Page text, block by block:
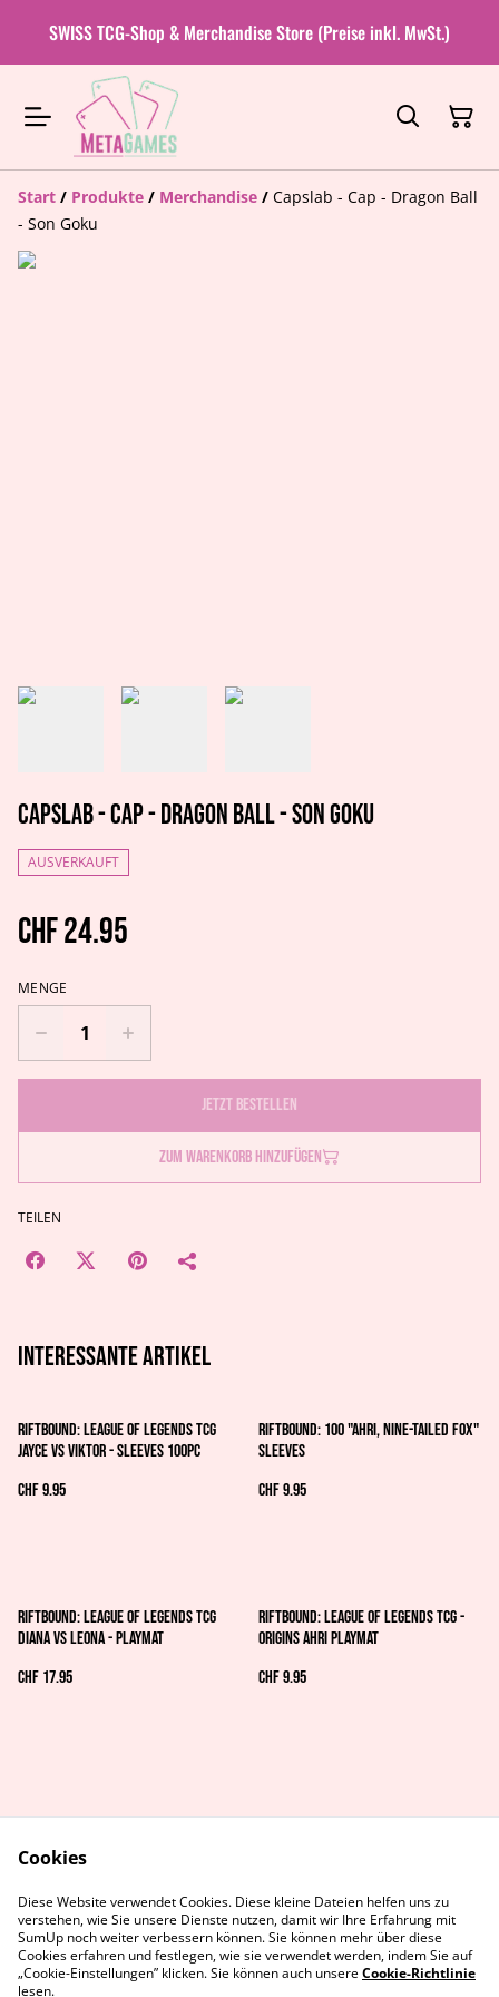
SWISS TCG-Shop & Merchandise Store (Preise inkl. MwSt.)
Start / Produkte / Merchandise / Capslab - Cap - Dragon Ball
- Son Goku
Capslab - Cap - Dragon Ball - Son Goku
AUSVERKAUFT
CHF 24.95
MENGE
Jetzt bestellen
Zum Warenkorb hinzufügen
TEILEN
Interessante artikel
Riftbound: League of Legends TCG
Jayce vs Viktor - Sleeves 100pc
CHF 9.95
Riftbound: 100 "Ahri, Nine-Tailed Fox"
Sleeves
CHF 9.95
Riftbound: League of Legends TCG
Diana vs Leona - Playmat
CHF 17.95
Riftbound: League of Legends TCG -
Origins Ahri Playmat
CHF 9.95
Datenschutz
Cookie-Richtlinie
Kontaktiere uns
Cookies
Diese Website verwendet Cookies. Diese kleine Dateien helfen uns zu
verstehen, wie Sie unsere Dienste nutzen, damit wir Ihre Erfahrung mit
SumUp noch weiter verbessern können. Sie können mehr über diese
Cookies erfahren und festlegen, wie sie verwendet werden, indem Sie auf
„Cookie-Einstellungen” klicken. Sie können auch unsereCookie-Richtlinie
lesen.